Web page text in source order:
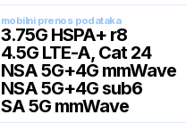
mobilni prenos podataka
3.75G HSPA+ r8
4.5G LTE-A, Cat 24
NSA 5G+4G mmWave
NSA 5G+4G sub6
SA 5G mmWave